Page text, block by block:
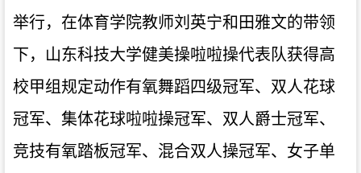
举行，在体育学院教师刘英宁和田雅文的带领
下，山东科技大学健美操啦啦操代表队获得高
校甲组规定动作有氧舞蹈四级冠军、双人花球
冠军、集体花球啦啦操冠军、双人爵士冠军、
竞技有氧踏板冠军、混合双人操冠军、女子单